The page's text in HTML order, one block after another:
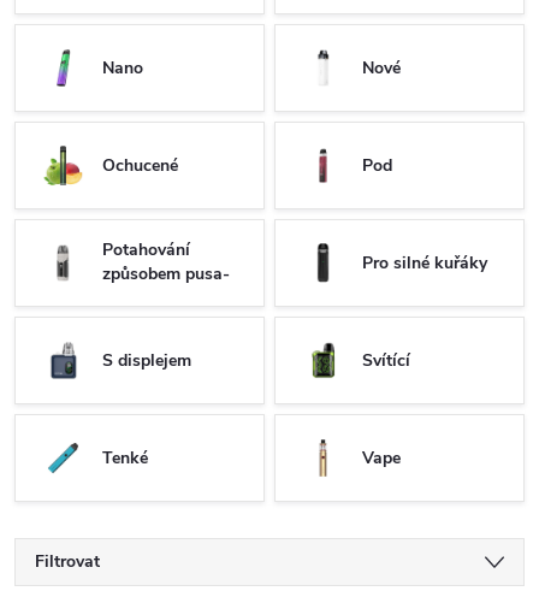
Nano Nové
Ochucené Pod
Potahování
způsobem pusa-
Pro silné kuřáky
S displejem Svítící
Tenké Vape
Filtrovat